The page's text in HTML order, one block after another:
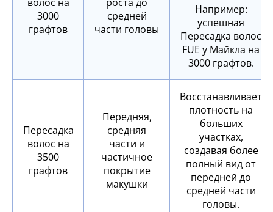
3000
графтов
средней
части головы
Например:
успешная
Пересадка волос
FUE у Майкла на
3000 графтов.
Пересадка
волос на
3500
графтов
Передняя,
средняя
части и
частичное
покрытие
макушки
Восстанавливает
плотность на
больших
участках,
создавая более
полный вид от
передней до
средней части
головы.